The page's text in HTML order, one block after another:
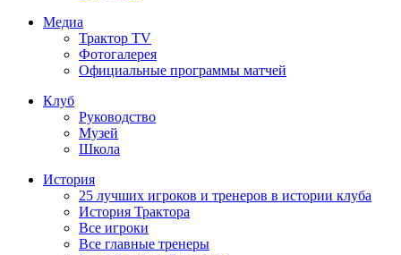
Медиа
Трактор TV
Фотогалерея
Официальные программы матчей
Клуб
Руководство
Музей
Школа
История
25 лучших игроков и тренеров в истории клуба
История Трактора
Все игроки
Все главные тренеры